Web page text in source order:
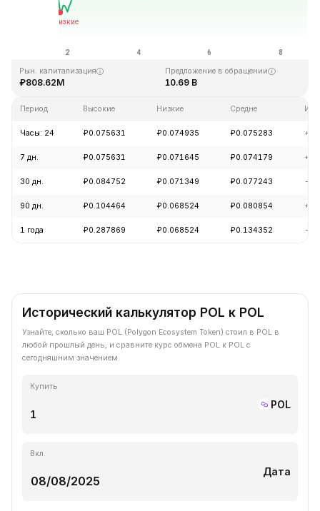
Последнее обновление: 17:40 GMT+0 2026-08-08
₽0.067711
Рын. капитализация
₽808.62M
Предложение в обращении
10.69 B
Период Высокие Низкие Средне
Часы: 24 ₽0.075631 ₽0.074935 ₽0.075283
7 дн. ₽0.075631 ₽0.071645 ₽0.074179
30 дн. ₽0.084752 ₽0.071349 ₽0.077243 -
90 дн. ₽0.104464 ₽0.068524 ₽0.080854
1 года ₽0.287869 ₽0.068524 ₽0.134352 -
Исторический калькулятор POL к POL
Узнайте, сколько ваш POL (Polygon Ecosystem Token) стоил в POL в
любой прошлый день, и сравните курс обмена POL к POL с
сегодняшним значением.
Купить
POL
Вкл.
Дата